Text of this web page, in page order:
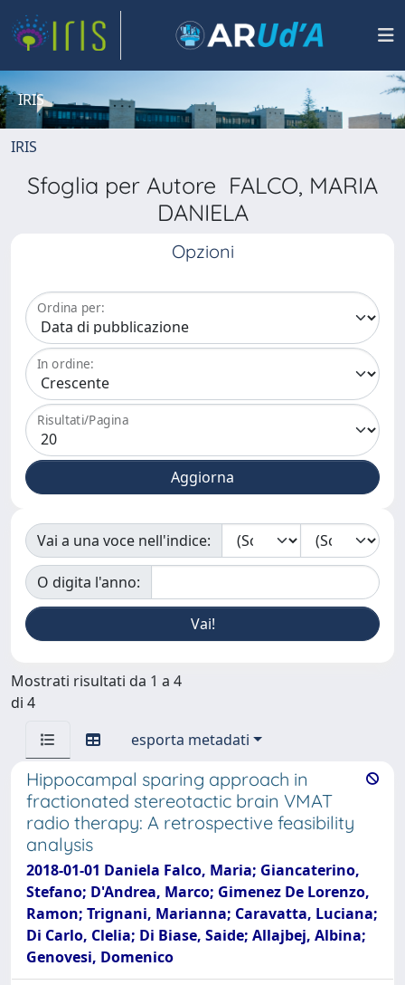
IRIS
IRIS
Sfoglia per Autore FALCO, MARIA
DANIELA
Opzioni
Ordina per:
In ordine:
Risultati/Pagina
Vai a una voce nell'indice:
O digita l'anno:
Mostrati risultati da 1 a 4
di 4
esporta metadati
Hippocampal sparing approach in
fractionated stereotactic brain VMAT
radio therapy: A retrospective feasibility
analysis
2018-01-01 Daniela Falco, Maria; Giancaterino,
Stefano; D'Andrea, Marco; Gimenez De Lorenzo,
Ramon; Trignani, Marianna; Caravatta, Luciana;
Di Carlo, Clelia; Di Biase, Saide; Allajbej, Albina;
Genovesi, Domenico